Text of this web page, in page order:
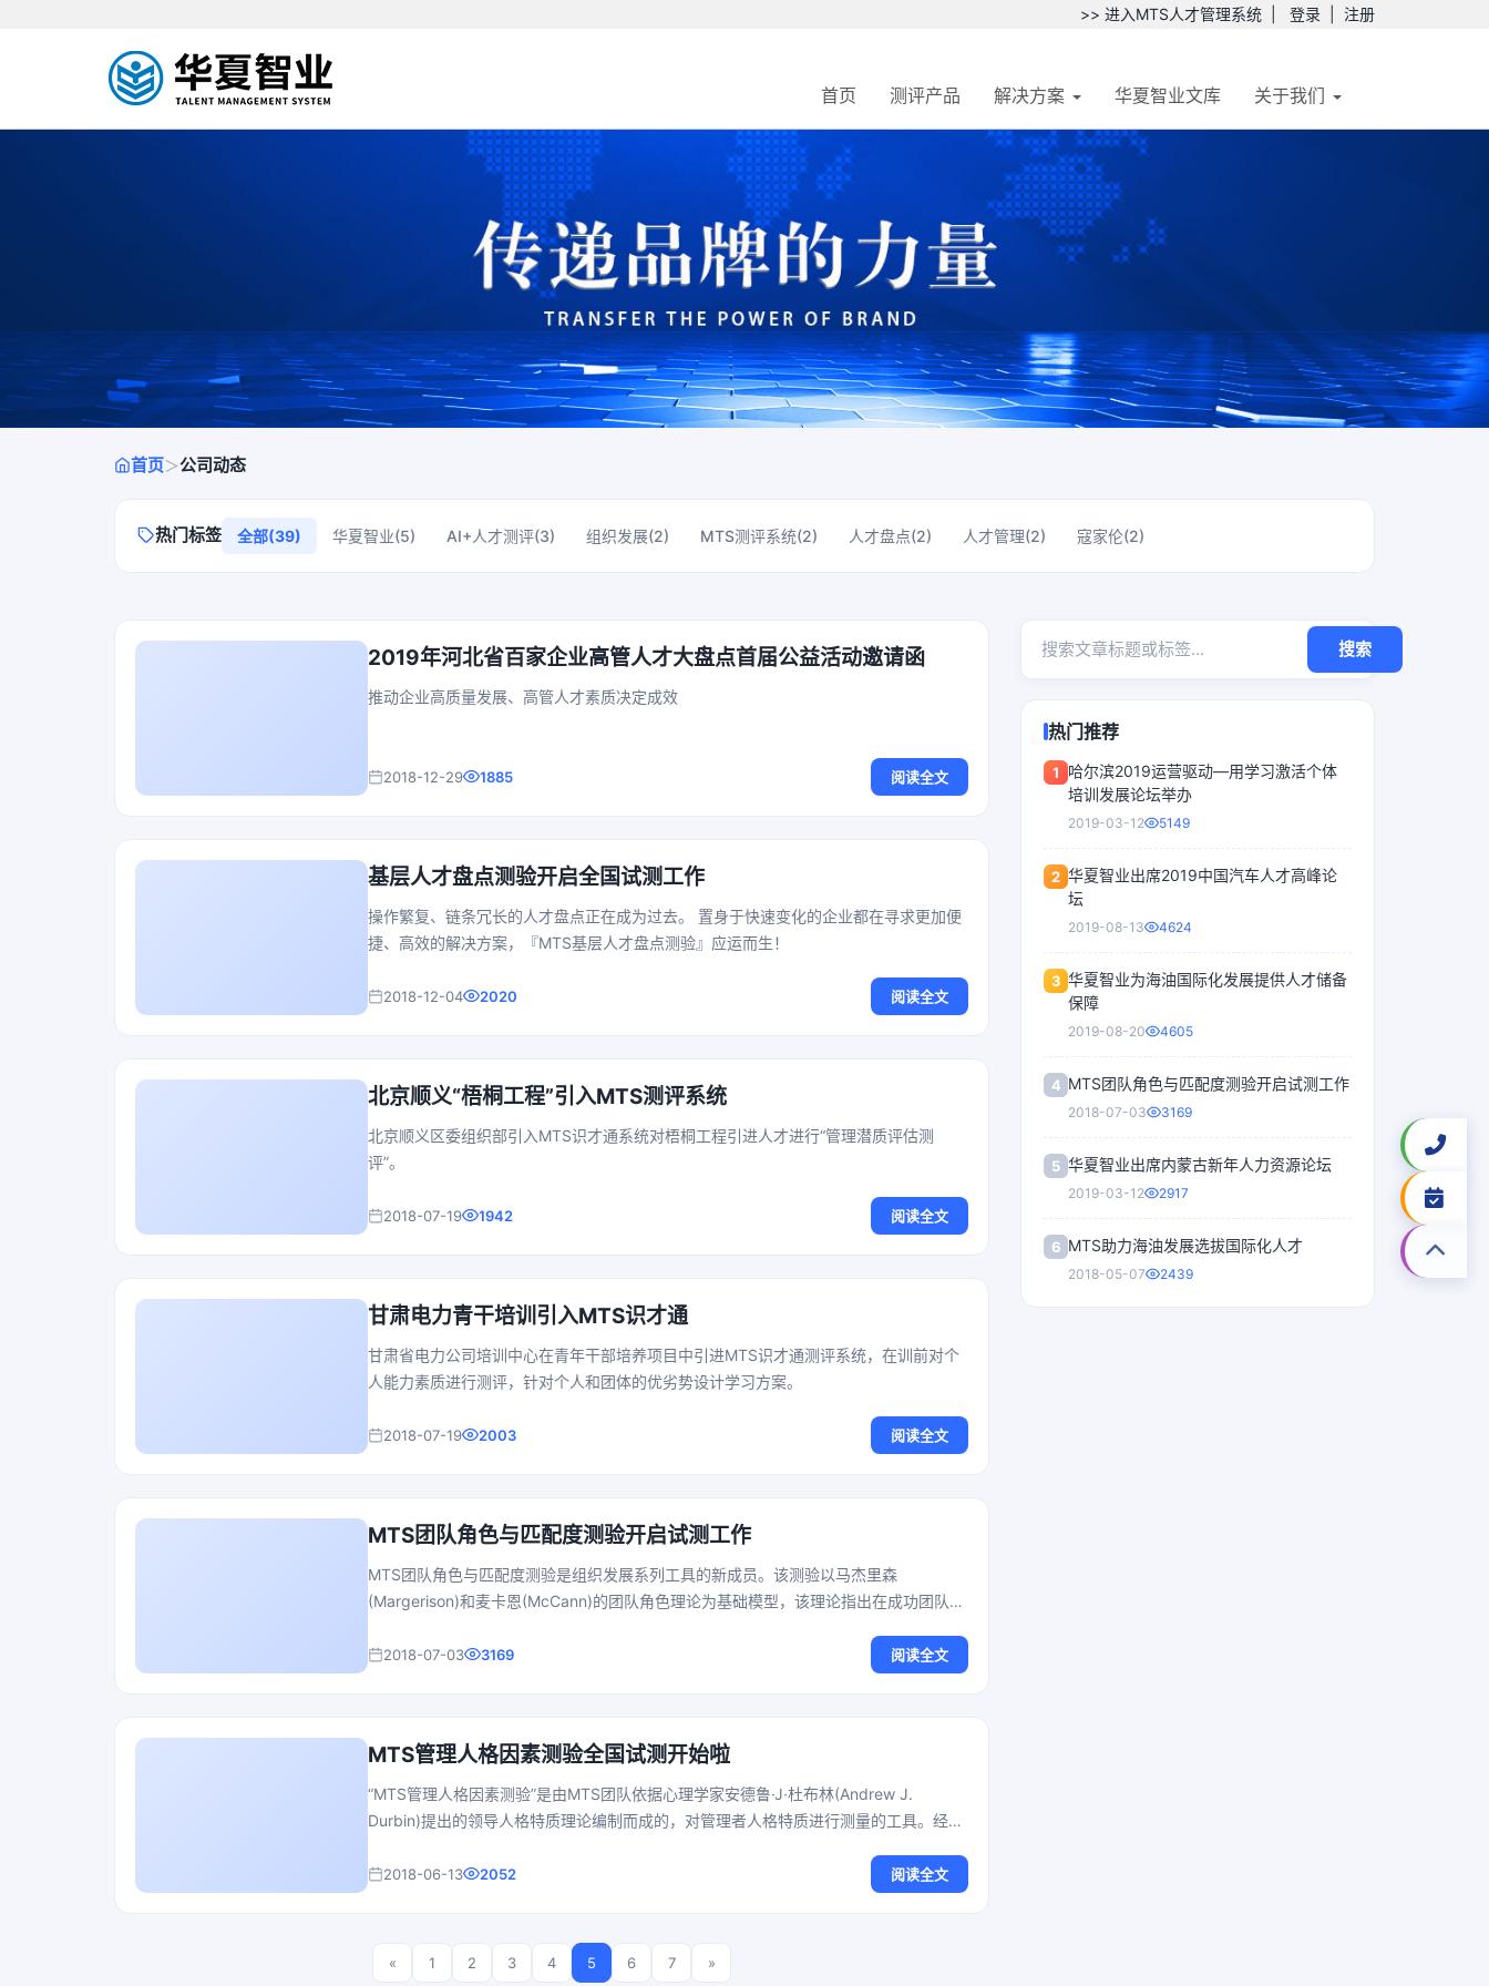
>> 进入MTS人才管理系统 登录 注册
首页 测评产品 解决方案 华夏智业文库 关于我们
首页＞公司动态
热门标签 全部(39) 华夏智业(5) AI+人才测评(3) 组织发展(2) MTS测评系统(2) 人才盘点(2) 人才管理(2) 寇家伦(2)
2019年河北省百家企业高管人才大盘点首届公益活动邀请函
推动企业高质量发展、高管人才素质决定成效
2018-12-29 1885 阅读全文
基层人才盘点测验开启全国试测工作
操作繁复、链条冗长的人才盘点正在成为过去。 置身于快速变化的企业都在寻求更加便
捷、高效的解决方案，『MTS基层人才盘点测验』应运而生！
2018-12-04 2020 阅读全文
北京顺义“梧桐工程”引入MTS测评系统
北京顺义区委组织部引入MTS识才通系统对梧桐工程引进人才进行“管理潜质评估测
评”。
2018-07-19 1942 阅读全文
甘肃电力青干培训引入MTS识才通
甘肃省电力公司培训中心在青年干部培养项目中引进MTS识才通测评系统，在训前对个
人能力素质进行测评，针对个人和团体的优劣势设计学习方案。
2018-07-19 2003 阅读全文
MTS团队角色与匹配度测验开启试测工作
MTS团队角色与匹配度测验是组织发展系列工具的新成员。该测验以马杰里森
(Margerison)和麦卡恩(McCann)的团队角色理论为基础模型，该理论指出在成功团队中
高绩效团队角色，并根据各种团队角色的属性，划分为支撑团队有效运行的四种基本角
2018-07-03 3169 阅读全文
MTS管理人格因素测验全国试测开始啦
“MTS管理人格因素测验”是由MTS团队依据心理学家安德鲁·J·杜布林(Andrew J.
Durbin)提出的领导人格特质理论编制而成的，对管理者人格特质进行测量的工具。经过
件。为了进一步检验测验的质量，确保测验的信效度表现，MTS团队面向全国合作机构
2018-06-13 2052 阅读全文
« 1 2 3 4 5 6 7 »
搜索
热门推荐
1
哈尔滨2019运营驱动—用学习激活个体
培训发展论坛举办
2019-03-12 5149
2 华夏智业出席2019中国汽车人才高峰论
坛
2019-08-13 4624
3 华夏智业为海油国际化发展提供人才储备
保障
2019-08-20 4605
4 MTS团队角色与匹配度测验开启试测工作
2018-07-03 3169
5 华夏智业出席内蒙古新年人力资源论坛
2019-03-12 2917
6 MTS助力海油发展选拔国际化人才
2018-05-07 2439